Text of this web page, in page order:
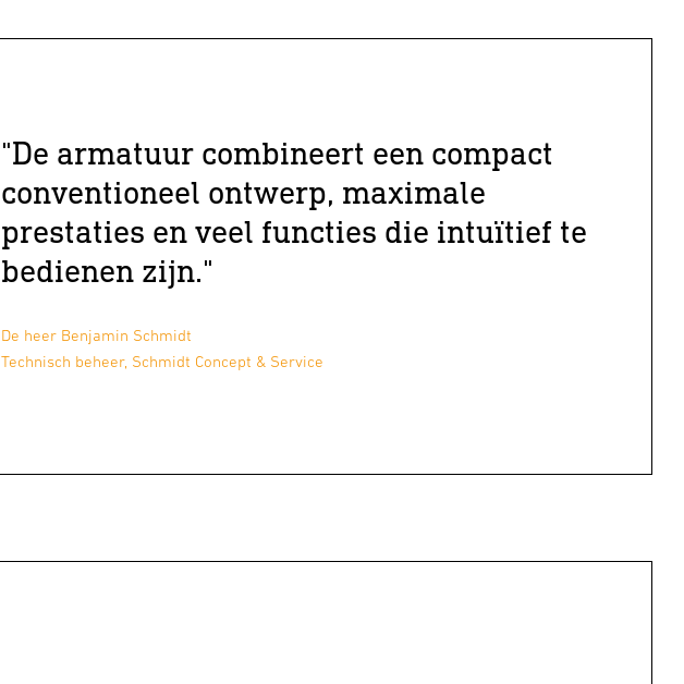
"De armatuur combineert een compact
conventioneel ontwerp, maximale
prestaties en veel functies die intuïtief te
bedienen zijn."
De heer Benjamin Schmidt
Technisch beheer, Schmidt Concept & Service